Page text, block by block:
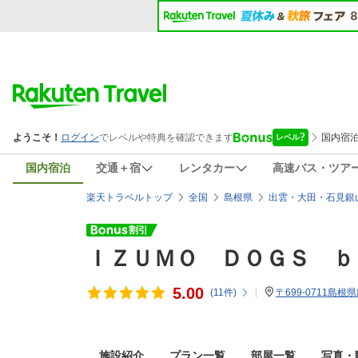
国内宿泊 交通＋宿 レンタカー 高速バス・ツア
楽天トラベルトップ 全国 島根県 出雲・大田・石見銀
ＩＺＵＭＯ ＤＯＧＳ
5.00 (11件) 〒699-0711島根